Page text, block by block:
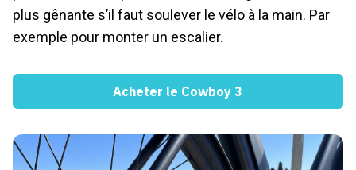
plus gênante s’il faut soulever le vélo à la main. Par
exemple pour monter un escalier.
Acheter le Cowboy 3